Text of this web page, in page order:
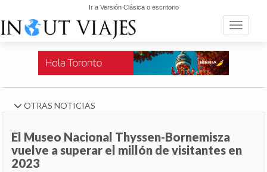
Ir a Versión Clásica o escritorio
Toggle
OTRAS NOTICIAS
El Museo Nacional Thyssen-Bornemisza
vuelve a superar el millón de visitantes en
2023